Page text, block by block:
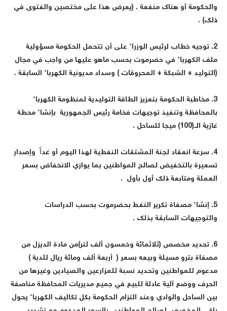
أو هناك منفعة . (يعرض هذا على مختصين والفتوى في
.
2. توجيه خطاب لرئيس الوزراء على أن تتحمل الحكومة مسؤولية
الكهرباء في حضرموت بحسب ماهو عليها من واجب في مجال
+ الشبكة + المحروقات ) وسداد مديونية الكهرباء السابقة .
3. مخاطبة الحكومة بتعزيز الطاقة التوليدية لمنظومة الكهرباء
وتنفيذ توجيهات فخامة رئيس الجمهورية بإنشاء محطة
الــ(100) ميجا للساحل .
4. سرعة انعقاد لجنة المشتقات النفطية لهذا اليوم أو غداً وإصدار
بالتخفيض لصالح المواطنين بما يوازي الانخفاض بسعر
ومتابعة ذلك أول بأول .
5. إنشاء مصفاة تكرير النفط بحضرموت بحسب الدراسات
السابقة بذلك .
6. تحديد مخصص (ثلاثمائة وخمسون ألف لتر)من مادة الديزل من
بترو مسيلة وبيعه بسعر ( أربعة ألف ومائة ريال للدبة )
للمواطنين وتحديد نسبة للمزارعين والصيادين وغيرها من
ووضع آلية عادلة للبيع في جميع مديريات المحافظة مناصفة
الساحل والوادي وعند التزام الحكومة بكل تكاليف الكهرباء يحول